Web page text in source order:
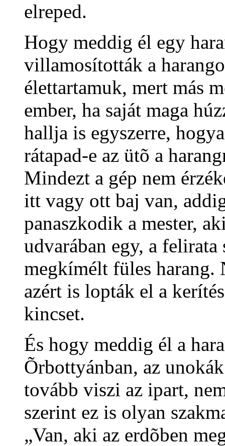
elreped.
Hogy meddig él egy
villamosították a
élettartamuk, mert más
ember, ha saját maga
hallja is egyszerre,
rátapad-e az ütõ a
Mindezt a gép nem
itt vagy ott baj van,
panaszkodik a mester,
udvarában egy, a
megkímélt füles harang.
azért is lopták el a
kincset.
És hogy meddig él a
Õrbottyánban, az
tovább viszi az ipart,
szerint ez is olyan
„Van, aki az erdõben